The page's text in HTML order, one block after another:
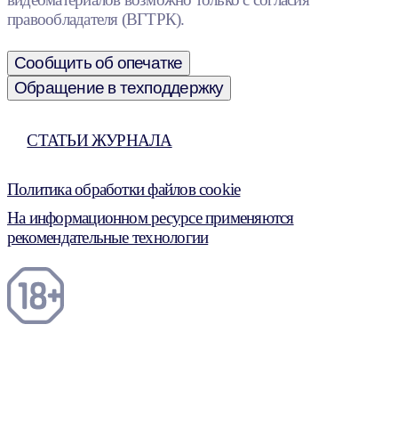
правообладателя (ВГТРК).
Сообщить об опечатке
Обращение в техподдержку
СТАТЬИ ЖУРНАЛА
Политика обработки файлов cookie
На информационном ресурсе применяются
рекомендательные технологии